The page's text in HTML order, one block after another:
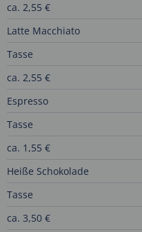
ca. 2,55 €
Latte Macchiato
Tasse
ca. 2,55 €
Espresso
Tasse
ca. 1,55 €
Heiße Schokolade
Tasse
ca. 3,50 €